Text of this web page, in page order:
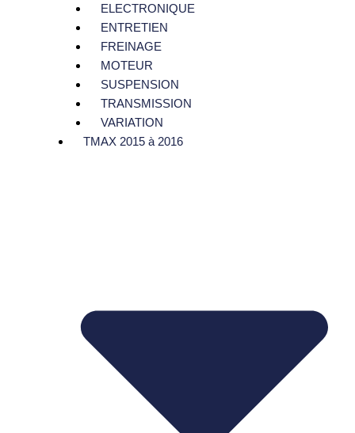
ELECTRONIQUE
ENTRETIEN
FREINAGE
MOTEUR
SUSPENSION
TRANSMISSION
VARIATION
TMAX 2015 à 2016